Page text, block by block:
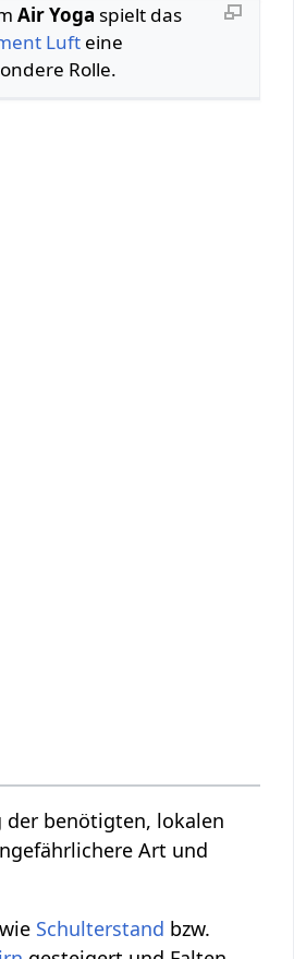
Air Yoga spielt das
Luft eine
Rolle.
der benötigten, lokalen
Art und
Schulterstand bzw.